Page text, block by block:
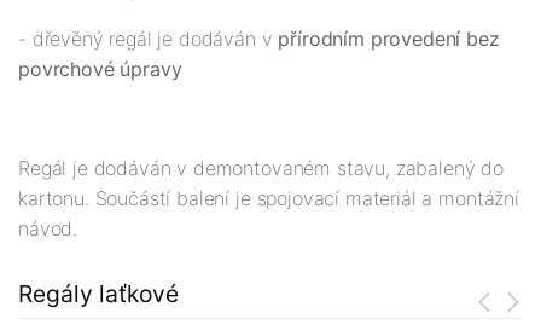
- dřevěný regál je dodáván v přírodním provedení bez
povrchové úpravy
Regál je dodáván v demontovaném stavu, zabalený do
kartonu. Součástí balení je spojovací materiál a montážní
návod.
Regály laťkové